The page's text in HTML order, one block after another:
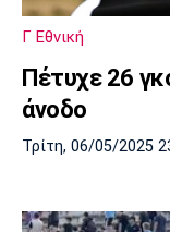
Λίβερπουλ
Γ Εθνική
Πέτυχε 26
άνοδο
Τρίτη, 06/05/2025